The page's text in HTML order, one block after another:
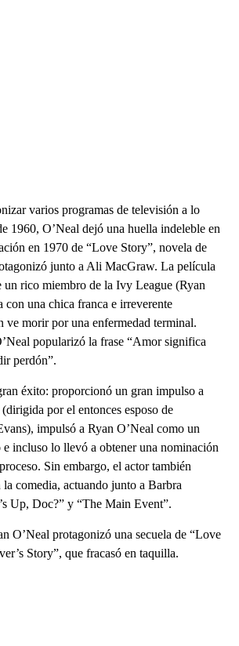
varios programas de televisión a lo
1960, O’Neal dejó una huella indeleble en
en 1970 de “Love Story”, novela de
junto a Ali MacGraw. La película
un rico miembro de la Ivy League (Ryan
con una chica franca e irreverente
ve morir por una enfermedad terminal.
popularizó la frase “Amor significa
perdón”.
éxito: proporcionó un gran impulso a
por el entonces esposo de
impulsó a Ryan O’Neal como un
e incluso lo llevó a obtener una nominación
Sin embargo, el actor también
comedia, actuando junto a Barbra
Up, Doc?” y “The Main Event”.
O’Neal protagonizó una secuela de “Love
Story”, que fracasó en taquilla.